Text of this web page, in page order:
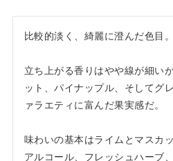
比較的淡く、綺麗に澄んだ色目。
立ち上がる香りはやや線が細い
ット、パイナップル、そしてグ
ァラエティに富んだ果実感だ。
味わいの基本はライムとマスカ
アルコール、フレッシュハーブ